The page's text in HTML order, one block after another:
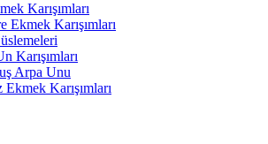
Karışımları
Ekmek Karışımları
Karışımları
Arpa Unu
Karışımları